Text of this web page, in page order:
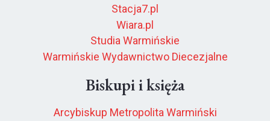
Stacja7.pl
Wiara.pl
Studia Warmińskie
Warmińskie Wydawnictwo Diecezjalne
Biskupi i księża
Arcybiskup Metropolita Warmiński